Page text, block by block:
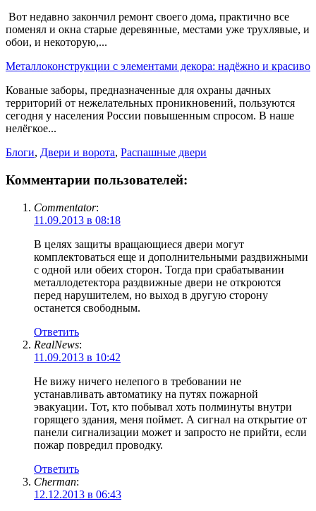
Вот недавно закончил ремонт своего дома, практично все
поменял и окна старые деревянные, местами уже трухлявые, и
обои, и некоторую,...
Металлоконструкции с элементами декора: надёжно и красиво
Кованые заборы, предназначенные для охраны дачных
территорий от нежелательных проникновений, пользуются
сегодня у населения России повышенным спросом. В наше
нелёгкое...
Блоги, Двери и ворота, Распашные двери
Комментарии пользователей:
Commentator:
11.09.2013 в 08:18
В целях защиты вращающиеся двери могут
комплектоваться еще и дополнительными раздвижными
с одной или обеих сторон. Тогда при срабатывании
металлодетектора раздвижные двери не откроются
перед нарушителем, но выход в другую сторону
останется свободным.
Ответить
RealNews:
11.09.2013 в 10:42
Не вижу ничего нелепого в требовании не
устанавливать автоматику на путях пожарной
эвакуации. Тот, кто побывал хоть полминуты внутри
горящего здания, меня поймет. А сигнал на открытие от
панели сигнализации может и запросто не прийти, если
пожар повредил проводку.
Ответить
Cherman:
12.12.2013 в 06:43